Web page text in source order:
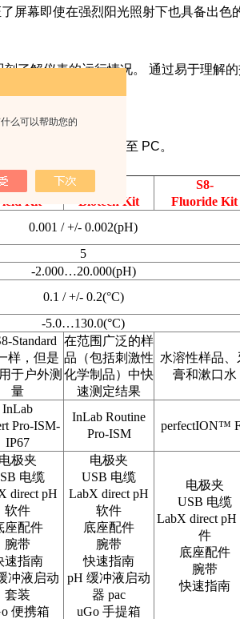
么可以帮助您的
屏幕即使在强烈阳光照射下也具备出色
了解仪表的运行情况。 通过易于理解
随时随地将数据传输至 PC。
Kit
Biotech Kit
S8-
Fluoride Kit
0.001 / +/- 0.002(pH)
5
-2.000…20.000(pH)
0.1 / +/- 0.2(°C)
-5.0…130.0(°C)
Standard
样，但是
于户外测
量
在范围广泛的样
品（包括刺激性
化学制品）中快
速测定结果
水溶性样品、
膏和漱口水
InLab
Pro-ISM-
IP67
InLab Routine
Pro-ISM
perfectION™
电极夹
电缆
direct pH
软件
座配件
腕带
速指南
冲液启动
套装
便携箱
电极夹
USB 电缆
LabX direct pH
软件
底座配件
腕带
快速指南
pH 缓冲液启动
器 pac
uGo 手提箱
电极夹
USB 电缆
LabX direct pH
件
底座配件
腕带
快速指南